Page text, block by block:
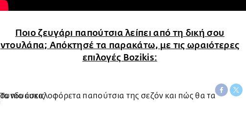
Ποιο ζευγάρι παπούτσια λείπει από τη δική σου
ντουλάπα; Απόκτησέ τα παρακάτω, με τις ωραιότερες
επιλογές Bozikis: